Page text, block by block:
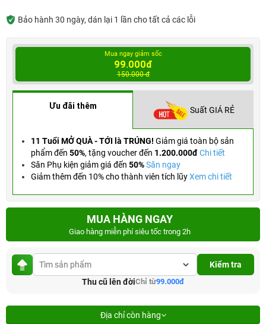
Bảo hành 30 ngày, dán lại 1 lần cho tất cả các lỗi
Mua ngay giảm sốc
99.000đ
150.000 đ
Ưu đãi thêm Suất GIÁ RẺ
11 Tuổi MỞ QUÀ - TỚI là TRÚNG! Giảm giá toàn bộ sản
phẩm đến 50%, tặng voucher đến 1.200.000đChi tiết
Săn Phụ kiện giảm giá đến 50%Săn ngay
Giảm thêm đến 10% cho thành viên tích lũyXem chi tiết
MUA HÀNG NGAY
Giao hàng miễn phí siêu tốc trong 2h
Kiểm tra
Thu cũ lên đờiChỉ từ99.000đ
Địa chỉ còn hàng